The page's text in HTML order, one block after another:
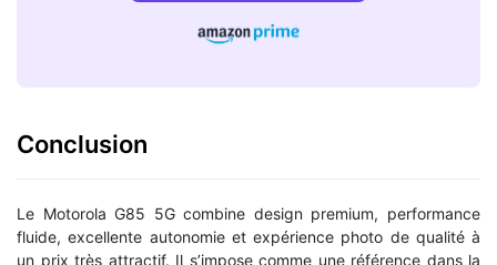
Conclusion
Le Motorola G85 5G combine design premium, performance
fluide, excellente autonomie et expérience photo de qualité à
un prix très attractif. Il s’impose comme une référence dans la